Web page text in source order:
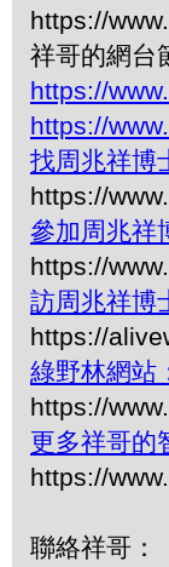
https://
祥哥的網台
https://
https://
找周兆祥博
https://
參加周兆祥
https://
訪周兆祥博
https://
綠野林網站
https://
更多祥哥的
https://
聯絡祥哥：